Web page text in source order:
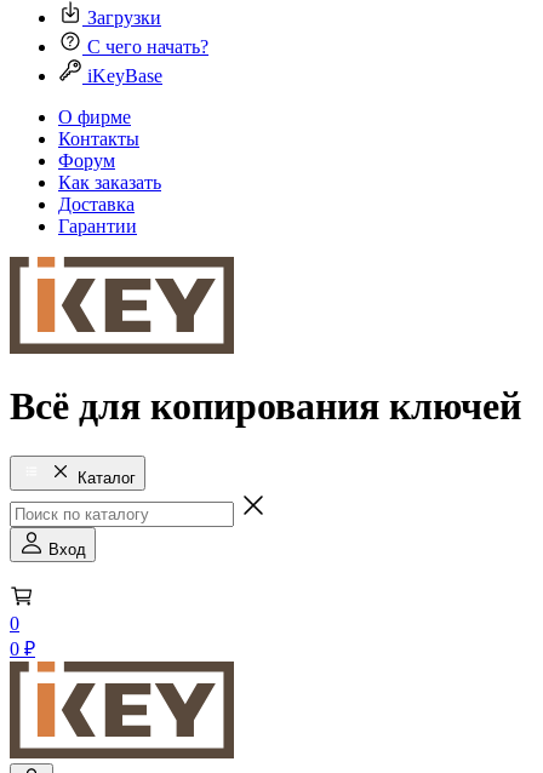
Загрузки
С чего начать?
iKeyBase
О фирме
Контакты
Форум
Как заказать
Доставка
Гарантии
Всё для копирования ключей
Каталог
Вход
0
0 ₽